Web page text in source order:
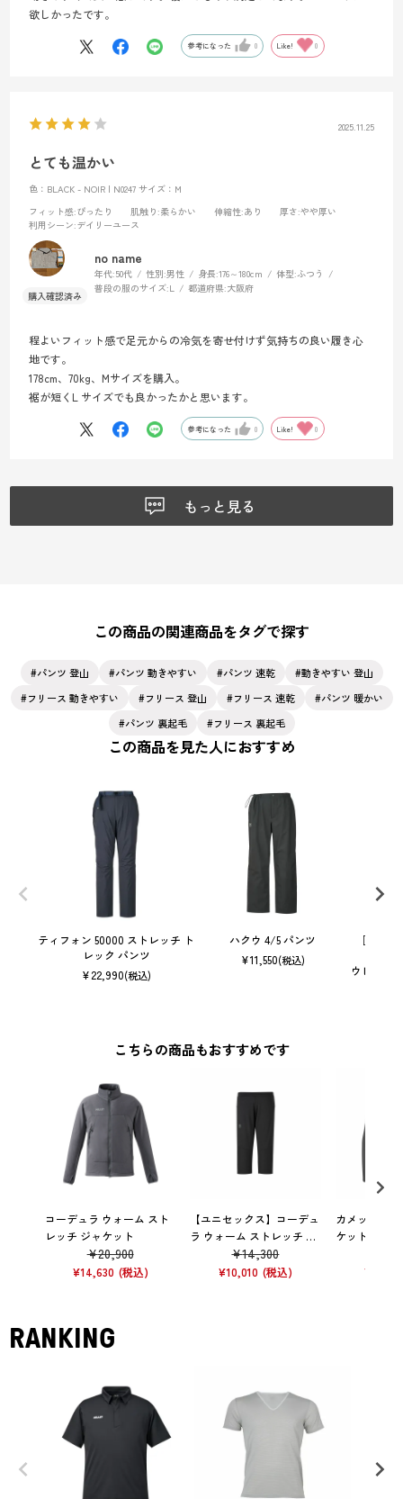
欲しかったです。
参考になった 0 Like! 0
2025.11.25
とても温かい
色：BLACK - NOIR | N0247 サイズ：M
フィット感:ぴったり 肌触り :柔らかい 伸縮性:あり 厚さ:やや厚い
利用シーン:デイリーユース
no name
年代:50代 性別:男性 身長:176～180cm 体型:ふつう
普段の服のサイズ:L 都道府県:大阪府
程よいフィット感で足元からの冷気を寄せ付けず気持ちの良い履き心
地です。
178cm、70kg、Mサイズを購入。
裾が短くL サイズでも良かったかと思います。
参考になった 0 Like! 0
もっと見る
この商品の関連商品をタグで探す
パンツ 登山 パンツ 動きやすい パンツ 速乾
動きやすい 登山
フリース 動きやすい
フリース 登山 フリース 速乾
パンツ 暖かい
パンツ 裏起毛
フリース 裏起毛
この商品を見た人におすすめ
ティフォン 50000 ストレッチ ト
レック パンツ
¥22,990(税込)
ハクウ 4/5 パンツ
¥11,550(税込)
［オン
ウビック
こちらの商品もおすすめです
コーデュラ ウォーム スト
レッチ ジャケット
¥20,900
¥14,630
【ユニセックス】コーデュ
ラ ウォーム ストレッチ 3 4
¥14,300
¥10,010
カメット パ
ケット
¥
RANKING